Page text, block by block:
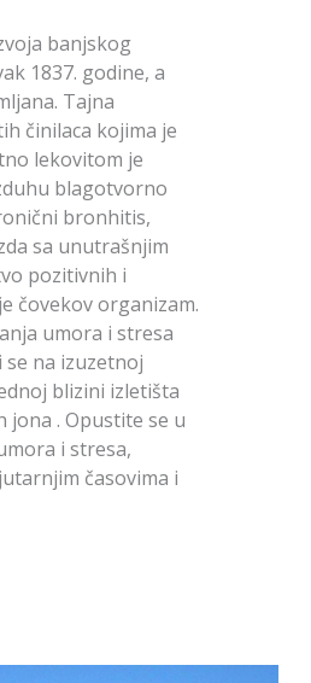
banjskog
1837. godine, a
Tajna
činilaca kojima je
lekovitom je
blagotvorno
bronhitis,
sa unutrašnjim
pozitivnih i
čovekov organizam.
umora i stresa
se na izuzetnoj
blizini izletišta
jona . Opustite se u
i stresa,
časovima i